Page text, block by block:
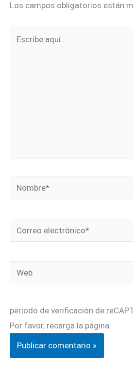
Los campos obligatorios están
Nombre*
Correo
electrónico*
Web
periodo de verificación de
Por favor, recarga la página.